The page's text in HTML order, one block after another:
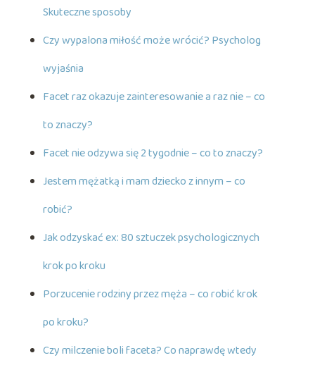
Skuteczne sposoby
Czy wypalona miłość może wrócić? Psycholog
wyjaśnia
Facet raz okazuje zainteresowanie a raz nie – co
to znaczy?
Facet nie odzywa się 2 tygodnie – co to znaczy?
Jestem mężatką i mam dziecko z innym – co
robić?
Jak odzyskać ex: 80 sztuczek psychologicznych
krok po kroku
Porzucenie rodziny przez męża – co robić krok
po kroku?
Czy milczenie boli faceta? Co naprawdę wtedy